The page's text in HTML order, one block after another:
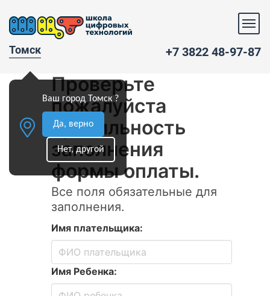
Томск
Ваш город Томск ?
Да, верно
Нет, другой
+7 3822 48-97-87